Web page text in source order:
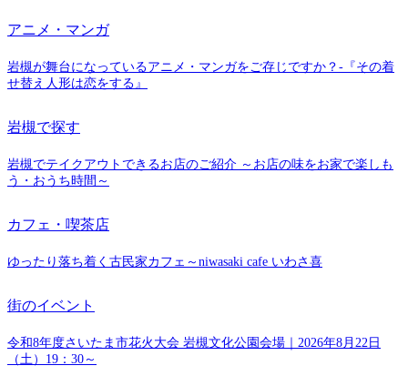
アニメ・マンガ
岩槻が舞台になっているアニメ・マンガをご存じですか？-『その着
せ替え人形は恋をする』
岩槻で探す
岩槻でテイクアウトできるお店のご紹介 ～お店の味をお家で楽しも
う・おうち時間～
カフェ・喫茶店
ゆったり落ち着く古民家カフェ～niwasaki cafe いわさ喜
街のイベント
令和8年度さいたま市花火大会 岩槻文化公園会場｜2026年8月22日
（土）19：30～